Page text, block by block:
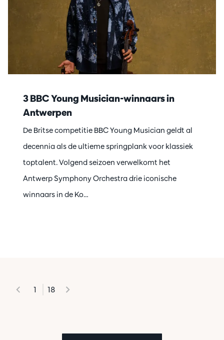
3 BBC Young Musician-winnaars in
Antwerpen
De Britse competitie BBC Young Musician geldt al
decennia als de ultieme springplank voor klassiek
toptalent. Volgend seizoen verwelkomt het
Antwerp Symphony Orchestra drie iconische
winnaars in de Ko…
1 18